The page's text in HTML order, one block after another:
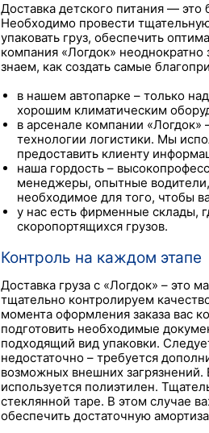
Доставка детского питания — это
Необходимо провести
упаковать груз, обеспечить
компания «Логдок»
знаем, как создать самые
в нашем автопарке – только
хорошим климатическим
в арсенале компании
технологии логистики. Мы
предоставить клиенту
наша гордость –
менеджеры, опытные
необходимое для того, чтобы
у нас есть фирменные склады,
скоропортящихся грузов.
Контроль на каждом этапе
Доставка груза с «Логдок» – это
тщательно контролируем
момента оформления заказа вас
подготовить необходимые
подходящий вид упаковки.
недостаточно – требуется
возможных внешних загрязнений.
используется полиэтилен.
стеклянной таре. В этом случае
обеспечить достаточную